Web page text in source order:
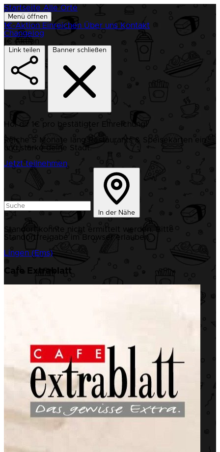
Startseite Alle Orte
Menü öffnen
1€-Aktion Einreichen Über uns Kontakt
Changelog
1€ Aktion
Link teilen Banner schließen
Hol dir 1€ pro bestätigter Einreichung!
Reiche 5 Monate lang Restaurants & Speisekarten ein
und stärke deine Stadt.
Jetzt teilnehmen
In der Nähe
Standort konnte nicht ermittelt werden. Bitte
Standortfreigabe im Browser erlauben.
Lingen (Ems)
Cafe Extrablatt